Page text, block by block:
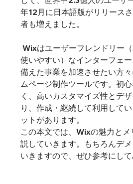
年12月に日本語版がリリース
者も増えました。
使いやすい）なインターフェ
備えた事業を加速させたい方
ムページ制作ツールです。初
く、高いカスタマイズ性とデ
り、作成・継続して利用して
ットがあります。
この本文では、Wixの魅力と
説していきます。もちろんデ
いきますので、ぜひ参考にして